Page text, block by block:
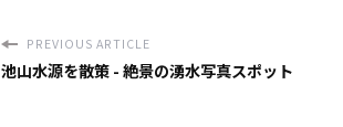
PREVIOUS ARTICLE
池山水源を散策 - 絶景の湧水写真スポット